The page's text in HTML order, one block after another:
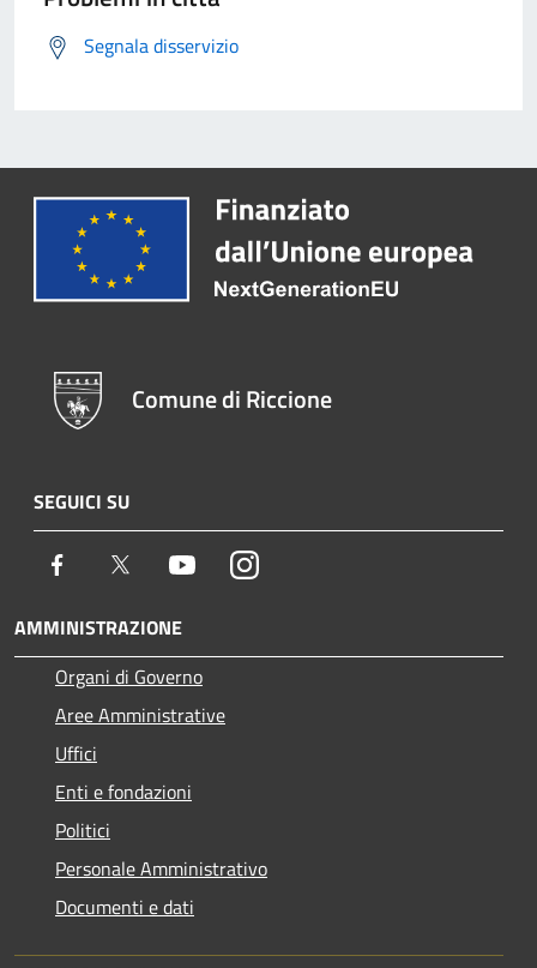
Segnala disservizio
Comune di Riccione
SEGUICI SU
Facebook Twitter YoutubeInstagram
AMMINISTRAZIONE
Organi di Governo
Aree Amministrative
Uffici
Enti e fondazioni
Politici
Personale Amministrativo
Documenti e dati